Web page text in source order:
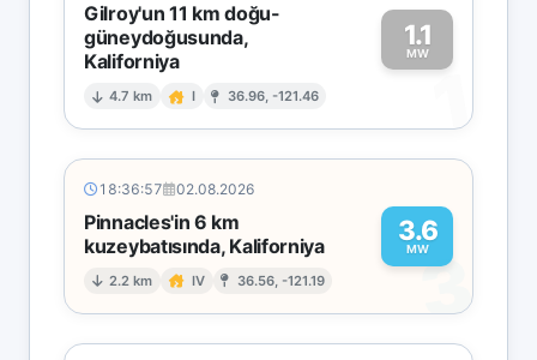
Gilroy'un 11 km doğu-
güneydoğusunda,
Kaliforniya
4.7 km I 36.96, -121.46
1.1
MW
1
18:36:57 02.08.2026
Pinnacles'in 6 km
kuzeybatısında, Kaliforniya
2.2 km IV 36.56, -121.19
3.6
MW
3